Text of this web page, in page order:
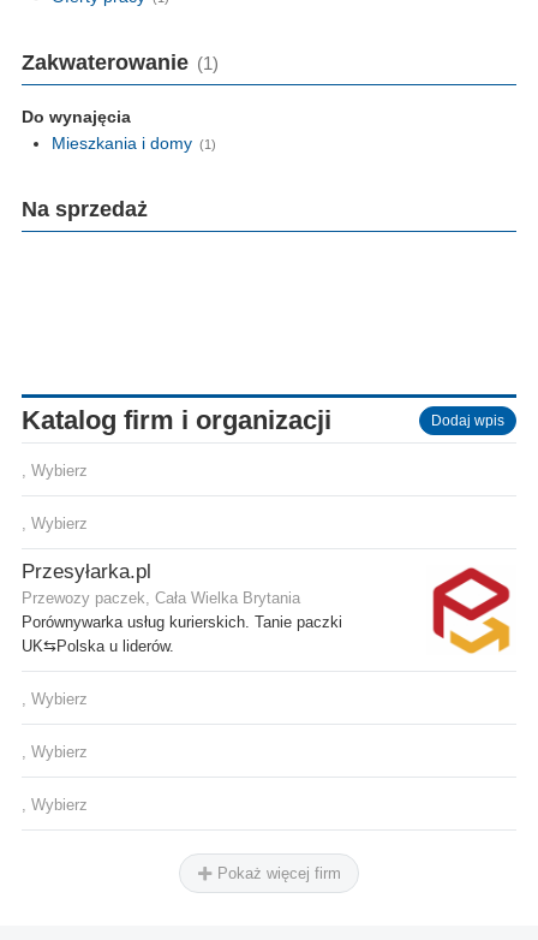
Zakwaterowanie (1)
Do wynajęcia
Mieszkania i domy (1)
Na sprzedaż
Katalog firm i organizacji Dodaj wpis
, Wybierz
, Wybierz
Przesyłarka.pl
Przewozy paczek, Cała Wielka Brytania
Porównywarka usług kurierskich. Tanie paczki
UK⇆Polska u liderów.
, Wybierz
, Wybierz
, Wybierz
Pokaż więcej firm